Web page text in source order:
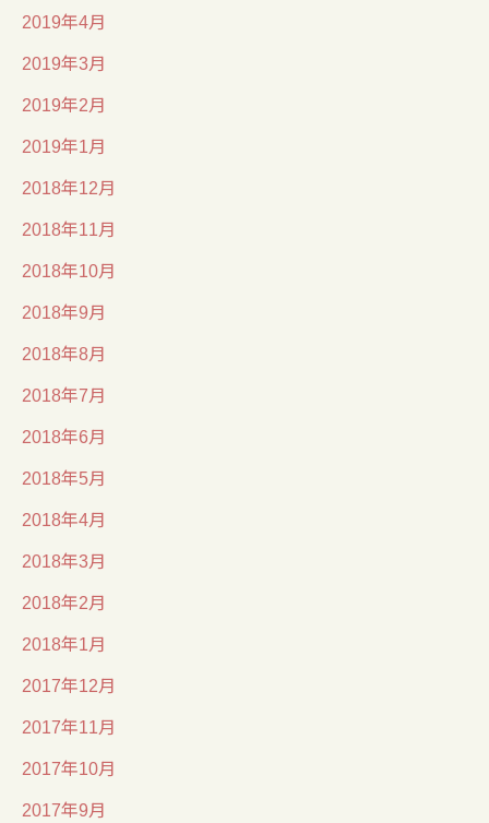
2019年4月
2019年3月
2019年2月
2019年1月
2018年12月
2018年11月
2018年10月
2018年9月
2018年8月
2018年7月
2018年6月
2018年5月
2018年4月
2018年3月
2018年2月
2018年1月
2017年12月
2017年11月
2017年10月
2017年9月